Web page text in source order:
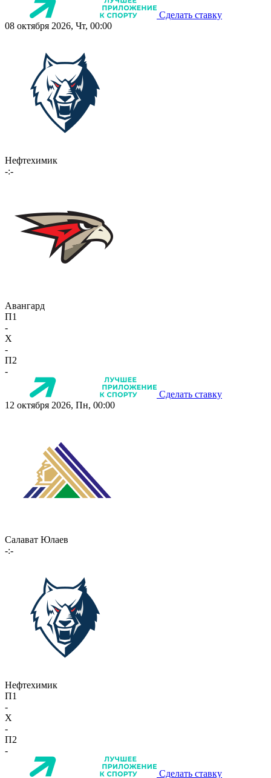
Сделать ставку
08 октября 2026, Чт, 00:00
Нефтехимик
-:-
Авангард
П1
-
X
-
П2
-
Сделать ставку
12 октября 2026, Пн, 00:00
Салават Юлаев
-:-
Нефтехимик
П1
-
X
-
П2
-
Сделать ставку